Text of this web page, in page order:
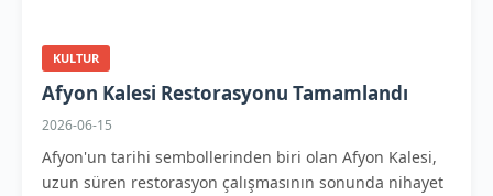
KULTUR
Afyon Kalesi Restorasyonu Tamamlandı
2026-06-15
Afyon'un tarihi sembollerinden biri olan Afyon Kalesi,
uzun süren restorasyon çalışmasının sonunda nihayet